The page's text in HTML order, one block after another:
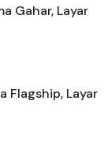
Gahar, Layar
Flagship, Layar